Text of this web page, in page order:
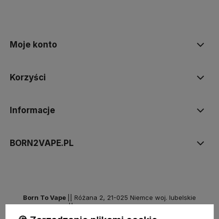
Moje konto
Korzyści
Informacje
BORN2VAPE.PL
Born To Vape
|| Różana 2, 21-025 Niemce woj. lubelskie
NIP: 7141861133 || E:kontakt@born2vape.plT:665 744 477